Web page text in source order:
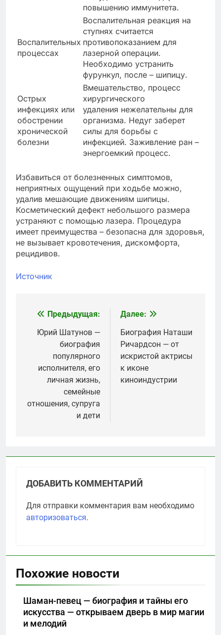
повышению иммунитета.
Воспалительных
процессах
Воспалительная реакция на
ступнях считается
противопоказанием для
лазерной операции.
Необходимо устранить
фурункул, после – шипицу.
Острых
инфекциях или
обострении
хронической
болезни
Вмешательство, процесс
хирургического
удаления нежелательны для
организма. Недуг заберет
силы для борьбы с
инфекцией. Заживление ран –
энергоемкий процесс.
Избавиться от болезненных симптомов,
неприятных ощущений при ходьбе можно,
удалив мешающие движениям шипицы.
Косметический дефект небольшого размера
устраняют с помощью лазера. Процедура
имеет преимущества – безопасна для здоровья,
не вызывает кровотечения, дискомфорта,
рецидивов.
Источник
Навигация
по
записям
Предыдущая:
Юрий Шатунов —
биография
популярного
исполнителя, его
личная жизнь,
семейные
отношения, супруга
и дети
Далее:
Биография Наташи
Ричардсон — от
искристой актрисы
к иконе
киноиндустрии
ДОБАВИТЬ КОММЕНТАРИЙ
Для отправки комментария вам необходимо
авторизоваться.
Похожие новости
Шаман-певец — биография и тайны его
искусства — открываем дверь в мир магии
и мелодий